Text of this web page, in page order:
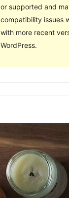
or supported and
compatibility issues
with more recent
WordPress.